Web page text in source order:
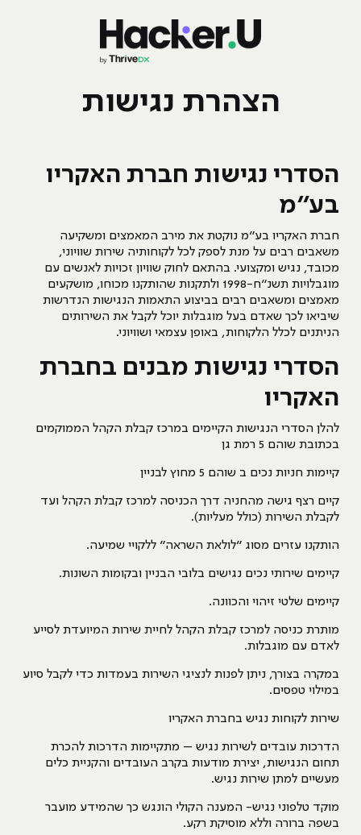
הצהרת נגישות
הסדרי נגישות חברת האקריו
בע”מ
חברת האקריו בע”מ נוקטת את מירב המאמצים ומשקיעה
משאבים רבים על מנת לספק לכל לקוחותיה שירות שוויוני,
מכובד, נגיש ומקצועי. בהתאם לחוק שוויון זכויות לאנשים עם
מוגבלויות תשנ”ח-1998 ולתקנות שהותקנו מכוחו, מושקעים
מאמצים ומשאבים רבים בביצוע התאמות הנגישות הנדרשות
שיביאו לכך שאדם בעל מוגבלות יוכל לקבל את השירותים
הניתנים לכלל הלקוחות, באופן עצמאי ושוויוני.
הסדרי נגישות מבנים בחברת
האקריו
להלן הסדרי הנגישות הקיימים במרכז קבלת הקהל הממוקמים
בכתובת שוהם 5 רמת גן
קיימות חניות נכים ב שוהם 5 מחוץ לבניין
קיים רצף גישה מהחניה דרך הכניסה למרכז קבלת הקהל ועד
לקבלת השירות (כולל מעליות).
הותקנו עזרים מסוג “לולאת השראה” ללקויי שמיעה.
קיימים שירותי נכים נגישים בלובי הבניין ובקומות השונות.
קיימים שלטי זיהוי והכוונה.
מותרת כניסה למרכז קבלת הקהל לחיית שירות המיועדת לסייע
לאדם עם מוגבלות.
במקרה בצורך, ניתן לפנות לנציגי השירות בעמדות כדי לקבל סיוע
במילוי טפסים.
שירות לקוחות נגיש בחברת האקריו
הדרכות עובדים לשירות נגיש – מתקיימות הדרכות להכרת
תחום הנגישות, יצירת מודעות בקרב העובדים והקניית כלים
מעשיים למתן שירות נגיש.
מוקד טלפוני נגיש- המענה הקולי הונגש כך שהמידע מועבר
בשפה ברורה וללא מוסיקת רקע.